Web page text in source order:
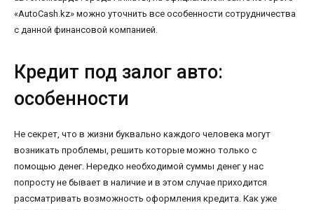
«AutoCash.kz» можно уточнить все особенности сотрудничества
с данной финансовой компанией.
Кредит под залог авто:
особенности
Не секрет, что в жизни буквально каждого человека могут
возникать проблемы, решить которые можно только с
помощью денег. Нередко необходимой суммы денег у нас
попросту не бывает в наличие и в этом случае приходится
рассматривать возможность оформления кредита. Как уже